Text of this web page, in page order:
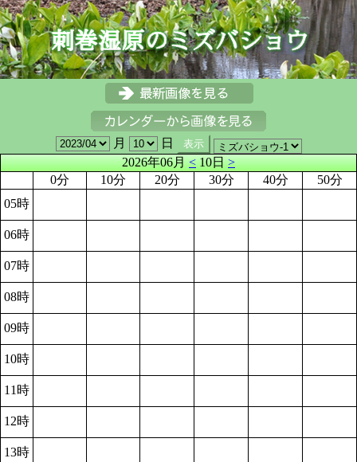
月
日
2026年06月<10日>
0分
10分 20分 30分 40分
50分
05時
06時
07時
08時
09時
10時
11時
12時
13時